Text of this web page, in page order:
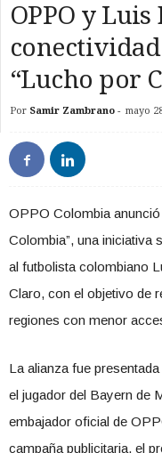
OPPO y
“Lucho por
Por Samir Zambrano - mayo
OPPO Colombia
Colombia”, una iniciativa
al futbolista colombiano
Claro, con el objetivo de
regiones con menor
La alianza fue
el jugador del Bayern de
embajador oficial de
campaña publicitaria, el